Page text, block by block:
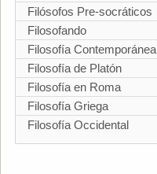
Filósofos Pre-socráticos
Filosofando
Filosofía Contemporánea
Filosofía de Platón
Filosofía en Roma
Filosofía Griega
Filosofía Occidental